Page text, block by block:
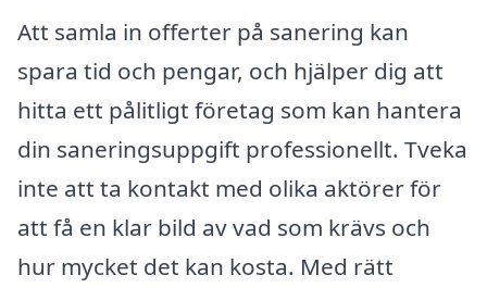
Att samla in offerter på sanering kan
spara tid och pengar, och hjälper dig att
hitta ett pålitligt företag som kan hantera
din saneringsuppgift professionellt. Tveka
inte att ta kontakt med olika aktörer för
att få en klar bild av vad som krävs och
hur mycket det kan kosta. Med rätt